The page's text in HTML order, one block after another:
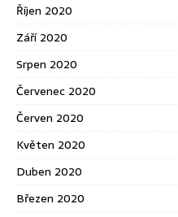
Říjen 2020
Září 2020
Srpen 2020
Červenec 2020
Červen 2020
Květen 2020
Duben 2020
Březen 2020